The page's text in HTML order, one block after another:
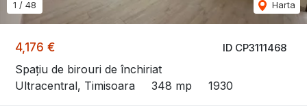
ID CP3111468
4,176 €
Spațiu de birouri de închiriat
Ultracentral, Timisoara
348 mp 1930
1 / 48 Harta